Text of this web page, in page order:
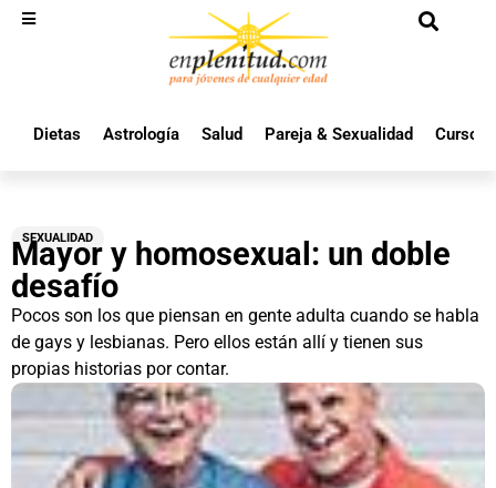
Dietas Astrología Salud Pareja & Sexualidad Cursos
SEXUALIDAD
Mayor y homosexual: un doble
desafío
Pocos son los que piensan en gente adulta cuando se habla
de gays y lesbianas. Pero ellos están allí y tienen sus
propias historias por contar.